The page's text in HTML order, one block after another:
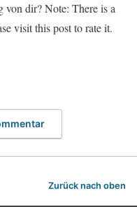
von dir? Note: There is a
visit this post to rate it.
Zurück nach oben